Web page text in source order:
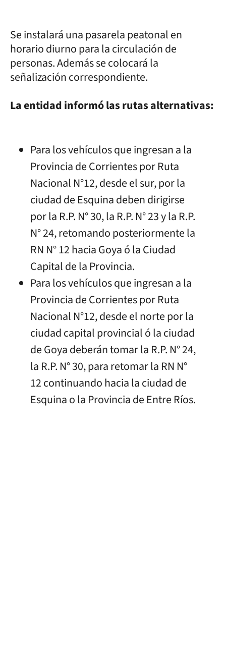
Se instalará una pasarela peatonal en
horario diurno para la circulación de
personas. Además se colocará la
señalización correspondiente.
La entidad informó las rutas alternativas:
Para los vehículos que ingresan a la
Provincia de Corrientes por Ruta
Nacional N°12, desde el sur, por la
ciudad de Esquina deben dirigirse
por la R.P. N° 30, la R.P. N° 23 y la R.P.
N° 24, retomando posteriormente la
RN N° 12 hacia Goya ó la Ciudad
Capital de la Provincia.
Para los vehículos que ingresan a la
Provincia de Corrientes por Ruta
Nacional N°12, desde el norte por la
ciudad capital provincial ó la ciudad
de Goya deberán tomar la R.P. N° 24,
la R.P. N° 30, para retomar la RN N°
12 continuando hacia la ciudad de
Esquina o la Provincia de Entre Ríos.